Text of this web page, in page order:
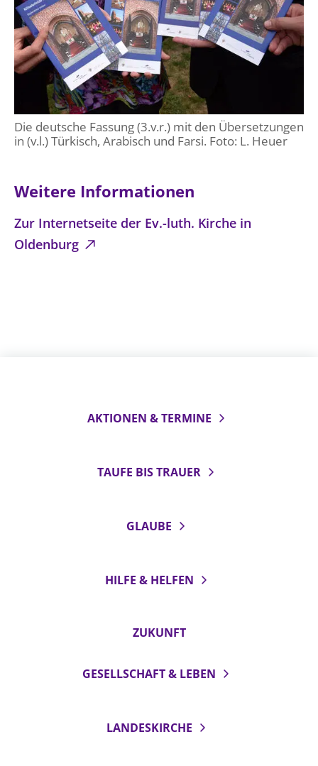
Die deutsche Fassung (3.v.r.) mit den Übersetzungen
in (v.l.) Türkisch, Arabisch und Farsi. Foto: L. Heuer
Weitere Informationen
Zur Internetseite der Ev.-luth. Kirche in
Oldenburg
AKTIONEN & TERMINE
TAUFE BIS TRAUER
GLAUBE
HILFE & HELFEN
ZUKUNFT
GESELLSCHAFT & LEBEN
LANDESKIRCHE
Kantine Speiseplan
Kirchliches Amtsblatt
Kirchliche Verwaltung
Klimaschutzgesetz
Kunstreferat
NKVK
Öffentlichkeitsarbeit
Projektmanagement
Recht
Terminstundenplaner